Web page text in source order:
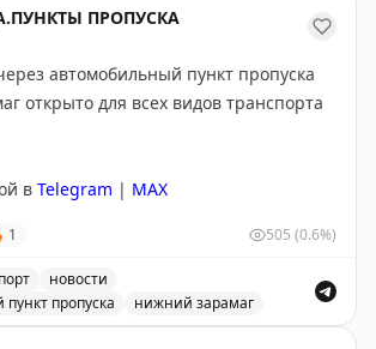
ПРОПУСКА
автомобильный пункт пропуска
открыто для всех видов транспорта
в Telegram | MAX
1 505 (0.6%)
новости
пропуска
нижний зарамаг